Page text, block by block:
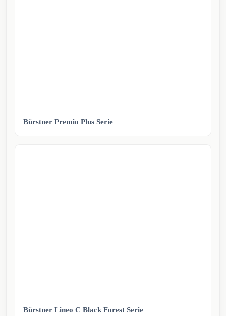
Bürstner Premio Plus Serie
Bürstner Lineo C Black Forest Serie